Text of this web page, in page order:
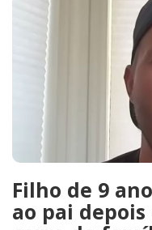
Filho de 9
ao pai